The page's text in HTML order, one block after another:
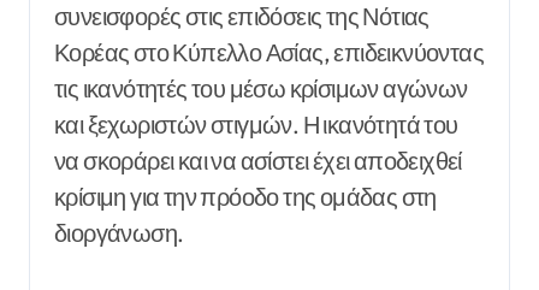
συνεισφορές στις επιδόσεις της Νότιας
Κορέας στο Κύπελλο Ασίας, επιδεικνύοντας
τις ικανότητές του μέσω κρίσιμων αγώνων
και ξεχωριστών στιγμών. Η ικανότητά του
να σκοράρει και να ασίστει έχει αποδειχθεί
κρίσιμη για την πρόοδο της ομάδας στη
διοργάνωση.